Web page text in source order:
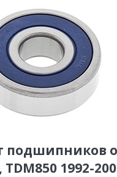
подшипников
1992-